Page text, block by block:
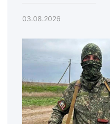
03.08.2026